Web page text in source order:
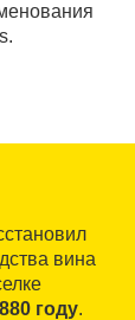
вина
году.